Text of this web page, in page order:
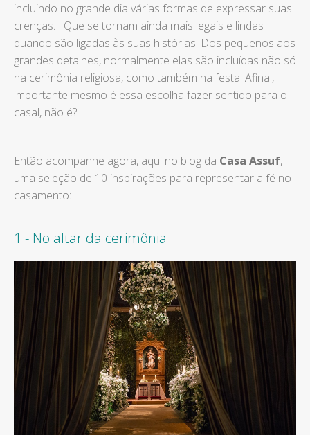
incluindo no grande dia várias formas de expressar suas
crenças… Que se tornam ainda mais legais e lindas
quando são ligadas às suas histórias. Dos pequenos aos
grandes detalhes, normalmente elas são incluídas não só
na cerimônia religiosa, como também na festa. Afinal,
importante mesmo é essa escolha fazer sentido para o
casal, não é?
Então acompanhe agora, aqui no blog da Casa Assuf,
uma seleção de 10 inspirações para representar a fé no
casamento:
1 - No altar da cerimônia